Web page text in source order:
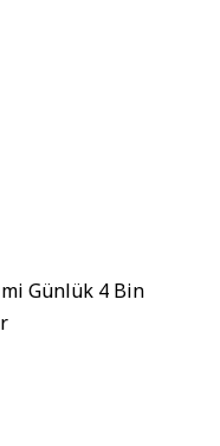
Günlük 4 Bin